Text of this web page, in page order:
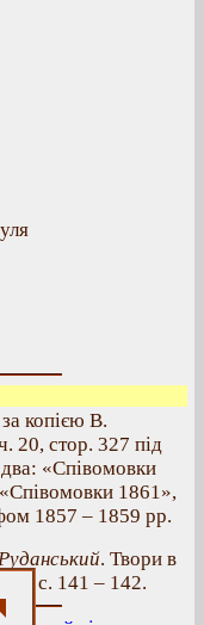
копією В.
20, стор. 327 під
«Співомовки
1861»,
1857 – 1859 рр.
. Твори в
1, с. 141 – 142.